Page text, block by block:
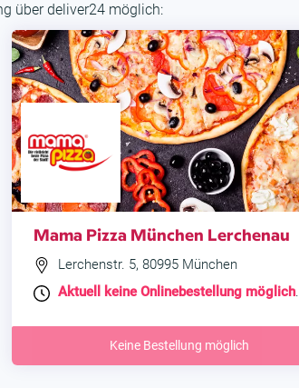
über deliver24 möglich:
Mama Pizza München Lerchenau
Lerchenstr. 5, 80995 München
Aktuell keine Onlinebestellung möglich.
Keine Bestellung möglich